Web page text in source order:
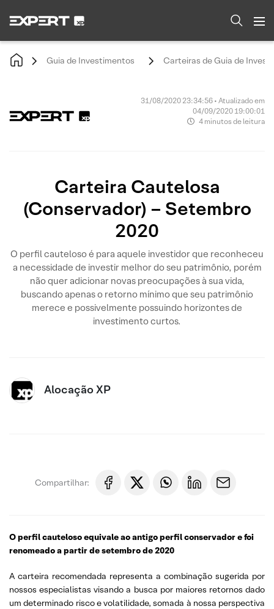
Guia de Investimentos Carteiras de Guia de
31/08/2020 23:34:56 • Atualizado em
04/09/2020 19:00:01
4 minutos de leitura
Carteira Cautelosa
(Conservador) – Setembro
2020
O perfil cauteloso é para aquele investidor que reconheceu
a necessidade de investir melhor do seu patrimônio, porém
não quer adicionar novas preocupações à sua vida,
buscando apenas o retorno mínimo que seu patrimônio
merece e possivelmente possuindo horizontes de
investimento curtos.
Alocação XP
Compartilhar:
O perfil cauteloso equivale ao antigo perfil conservador e foi
renomeado a partir de setembro de 2020
A carteira recomendada representa a combinação sugerida por
nossos especialistas visando a busca por maiores retornos dado
um determinado risco e volatilidade, somada à nossa perspectiva